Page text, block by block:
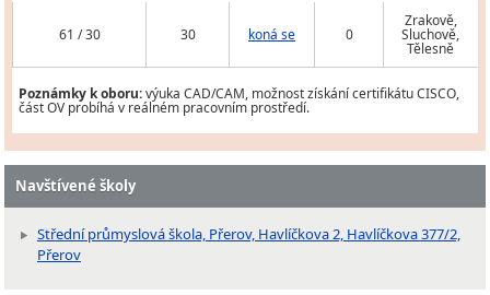
61 / 30 30 koná se 0
Zrakově,
Sluchově,
Tělesně
Poznámky k oboru:výuka CAD/CAM, možnost získání certifikátu CISCO,
část OV probíhá v reálném pracovním prostředí.
Navštívené školy
Střední průmyslová škola, Přerov, Havlíčkova 2, Havlíčkova 377/2,
Přerov